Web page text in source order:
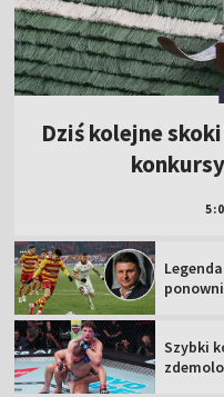
Dziś kolejne
Szybki